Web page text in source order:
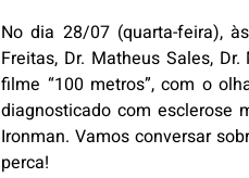
No dia 28/07 (quarta-feira),
Freitas, Dr. Matheus Sales,
filme “100 metros”, com o
diagnosticado com esclerose
Ironman. Vamos conversar
perca!